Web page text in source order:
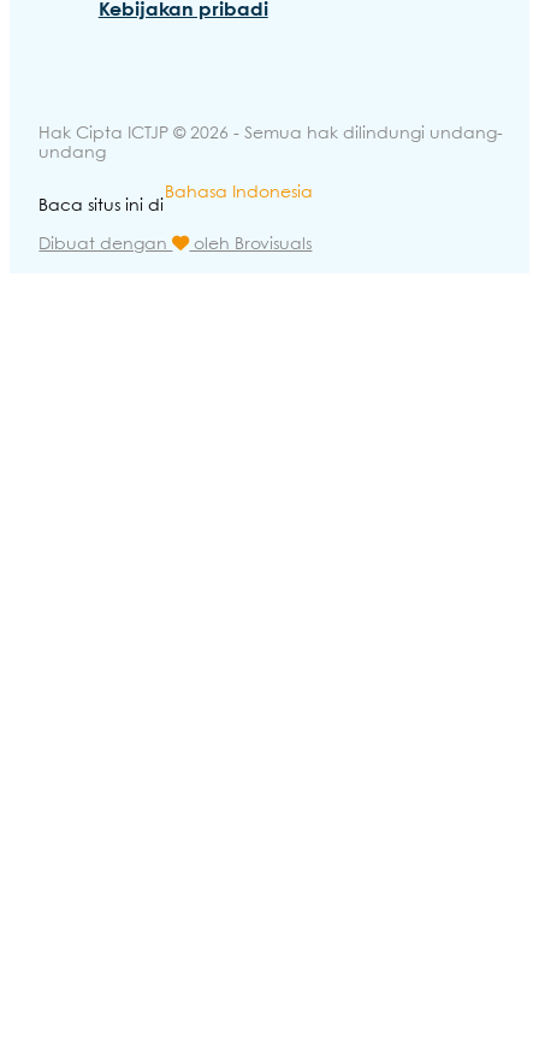
Kebijakan pribadi
Hak Cipta ICTJP © 2026 - Semua hak dilindungi undang-
undang
Baca situs ini di
Bahasa Indonesia
Dibuat dengan oleh Brovisuals